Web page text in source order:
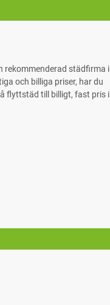
rekommenderad städfirma i
och billiga priser, har du
flyttstäd till billigt, fast pris i